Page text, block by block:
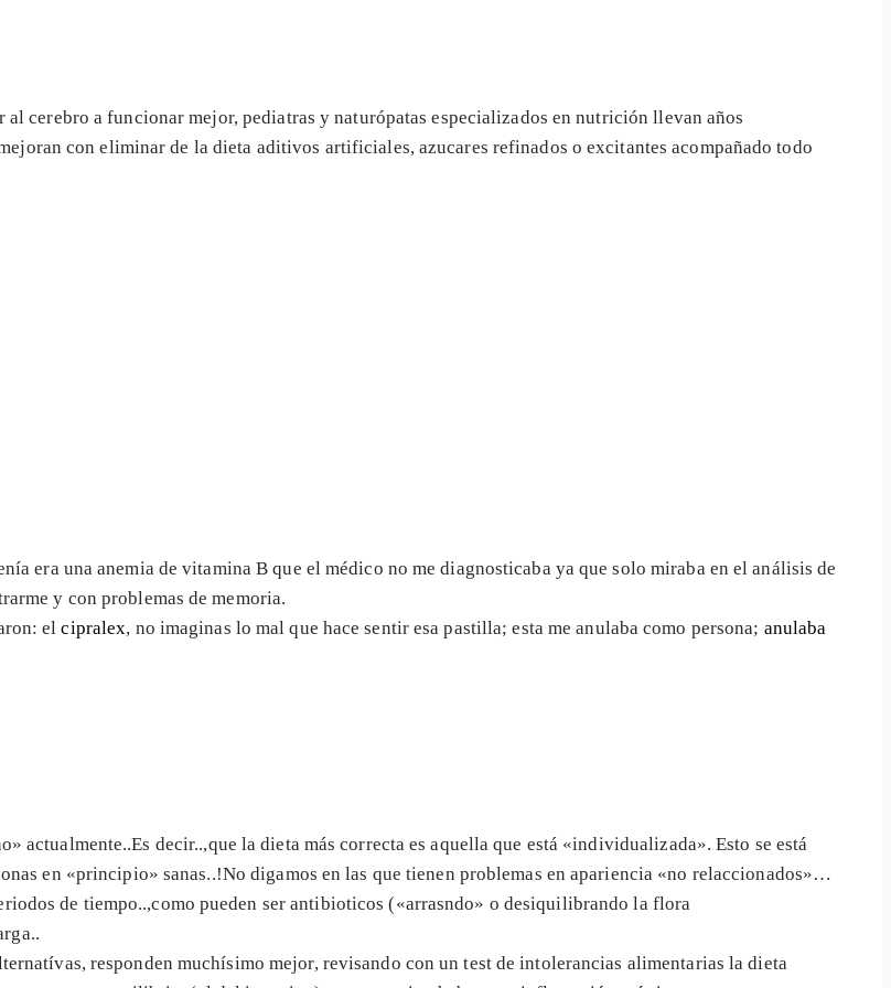
cerebro a funcionar mejor, pediatras y naturópatas especializados en nutrición llevan años
con eliminar de la dieta aditivos artificiales, azucares refinados o excitantes acompañado todo
era una anemia de vitamina B que el médico no me diagnosticaba ya que solo miraba en el análisis de
y con problemas de memoria.
elcipralex, no imaginas lo mal que hace sentir esa pastilla; esta me anulaba como persona; anulaba
actualmente..Es decir..,que la dieta más correcta es aquella que está «individualizada». Esto se está
en «principio» sanas..!No digamos en las que tienen problemas en apariencia «no relaccionados»…
de tiempo..,como pueden ser antibioticos («arrasndo» o desiquilibrando la flora
responden muchísimo mejor, revisando con un test de intolerancias alimentarias la dieta